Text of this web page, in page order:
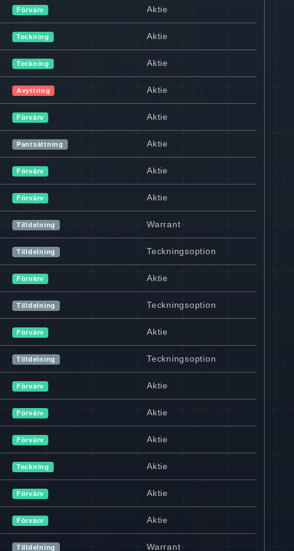
Förvärv Aktie
Teckning Aktie
Teckning Aktie
Avyttring Aktie
Förvärv Aktie
Pantsättning Aktie
Förvärv Aktie
Förvärv Aktie
Tilldelning Warrant
Tilldelning Teckningsoption
Förvärv Aktie
Tilldelning Teckningsoption
Förvärv Aktie
Tilldelning Teckningsoption
Förvärv Aktie
Förvärv Aktie
Förvärv Aktie
Teckning Aktie
Förvärv Aktie
Förvärv Aktie
Tilldelning Warrant